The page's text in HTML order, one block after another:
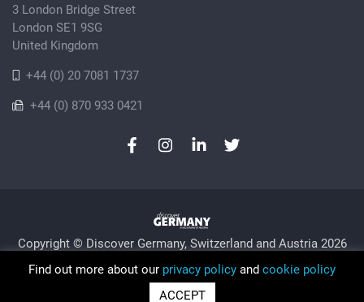
3 London Bridge Street
London SE1 9SG
United Kingdom
+44 (0) 20 7081 1737
+44 (0) 870 933 0421
Copyright © Discover Germany, Switzerland and Austria 2026
Privacy Policy
Sitemap
Trading as Discover Germany and Scan Client Publishing •
Registered in England and Wales No. 06579237
Find out more about our privacy policy and cookie policy
ACCEPT